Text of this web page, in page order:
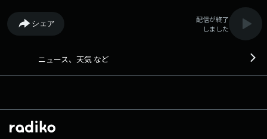
シェア
配信が終了
しました
ニュース、天気 など